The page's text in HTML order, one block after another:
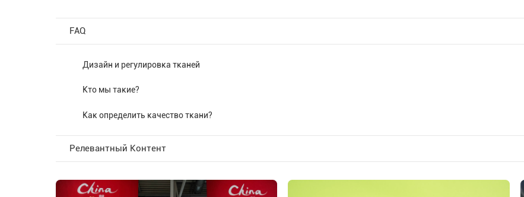
FAQ
Дизайн и регулировка тканей
Кто мы такие?
Как определить качество ткани?
Релевантный Контент